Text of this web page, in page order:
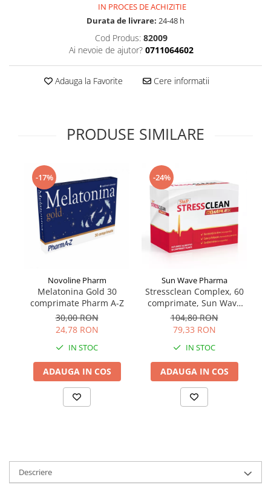
Supliment Vitamina B
Supliment Vitamina C
Supliment Vitamina E
Tincturi si Gemoderivate
Vitamine si minerale
IN PROCES DE ACHIZITIE
Durata de livrare: 24-48 h
Cod Produs: 82009
Ai nevoie de ajutor? 0711064602
Adauga la Favorite Cere informatii
PRODUSE SIMILARE
-17%
Novoline Pharm
Melatonina Gold 30
comprimate Pharm A-Z
30,00 RON
24,78 RON
IN STOC
ADAUGA IN COS
-24%
Sun Wave Pharma
Stressclean Complex, 60
comprimate, Sun Wave
Pharma
104,80 RON
79,33 RON
IN STOC
ADAUGA IN COS
Descriere